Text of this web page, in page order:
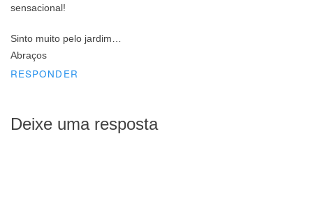
sensacional!
Sinto muito pelo jardim…
Abraços
RESPONDER
Deixe uma resposta